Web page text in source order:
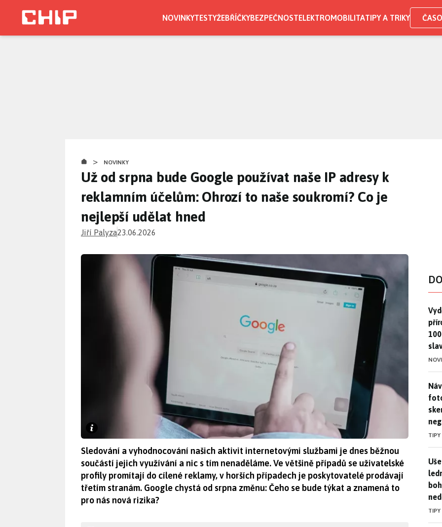
NOVINKYTESTYŽEBŘÍČKYBEZPEČNOSTELEKTROMOBILITATIPY A TRIKY
> NOVINKY
Už od srpna bude Google používat naše IP adresy k
reklamním účelům: Ohrozí to naše soukromí? Co je
nejlepší udělat hned
Jiří Palyza23.06.2026
Sledování a vyhodnocování našich aktivit internetovými službami je dnes běžnou
součástí jejich využívání a nic s tím nenaděláme. Ve většině případů se uživatelské
profily promítají do cílené reklamy, v horších případech je poskytovatelé prodávají
třetím stranám. Google chystá od srpna změnu: Čeho se bude týkat a znamená to
pro nás nová rizika?